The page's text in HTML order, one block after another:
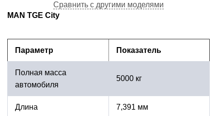
Сравнить с другими моделями
MAN TGE City
Параметр Показатель
Полная масса
автомобиля
5000 кг
Длина 7,391 мм